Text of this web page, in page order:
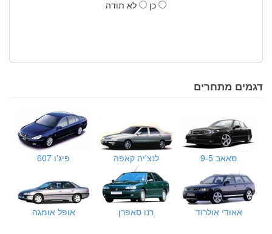
כן
לא תודה
דגמים מתחרים
סאאב 9-5 לנצ'יה קאפה פיג'ו 607
אאודי אולרוד רנו סאפרן אופל אומגה